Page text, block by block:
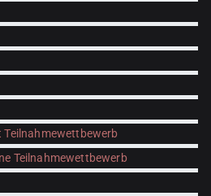
Teilnahmewettbewerb